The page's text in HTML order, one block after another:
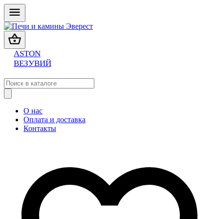
ASTON
ВЕЗУВИЙ
О нас
Оплата и доставка
Контакты